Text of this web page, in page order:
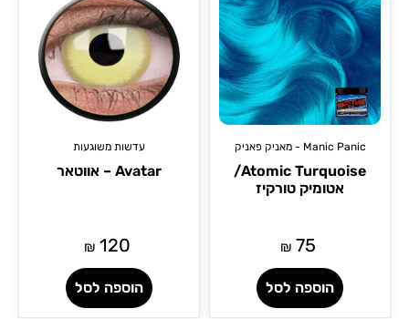
Manic Panic - מאניק פאניק
Atomic Turquoise/
אטומיק טורקיז
75
₪
הוספה לסל
עדשות משוגעות
Avatar – אווטאר
120
₪
הוספה לסל